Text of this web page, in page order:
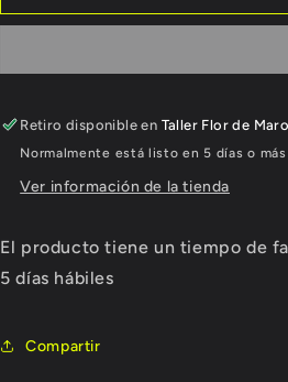
Retiro disponible en Taller Flor de
Normalmente está listo en 5 días o más
Ver información de la tienda
El producto tiene un tiempo de
5 días hábiles
Compartir